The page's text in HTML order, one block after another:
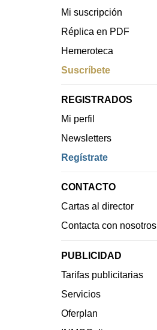
Mi suscripción
Réplica en PDF
Hemeroteca
Suscríbete
REGISTRADOS
Mi perfil
Newsletters
Regístrate
CONTACTO
Cartas al director
Contacta con nosotros
PUBLICIDAD
Tarifas publicitarias
Servicios
Oferplan